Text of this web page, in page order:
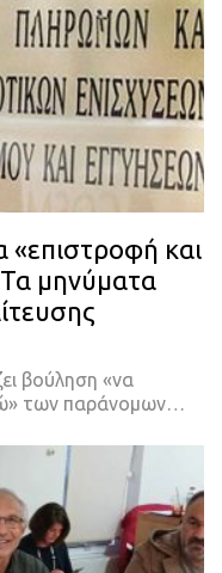
και
μηνύματα
βούληση «να
των παράνομων…